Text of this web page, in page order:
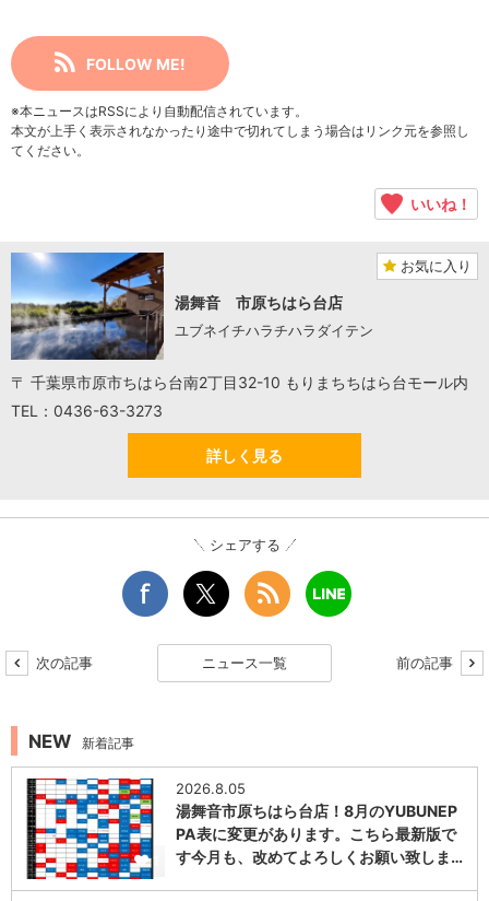
FOLLOW ME!
※本ニュースはRSSにより自動配信されています。
本文が上手く表示されなかったり途中で切れてしまう場合はリンク元を参照し
てください。
いいね！
お気に入り
湯舞音 市原ちはら台店
ユブネイチハラチハラダイテン
〒 千葉県市原市ちはら台南2丁目32-10 もりまちちはら台モール内
TEL：0436-63-3273
詳しく見る
シェアする
次の記事 ニュース一覧 前の記事
NEW 新着記事
1
2026.8.05
湯舞音市原ちはら台店！8月のYUBUNEP
PA表に変更があります。こちら最新版で
す今月も、改めてよろしくお願い致しま…